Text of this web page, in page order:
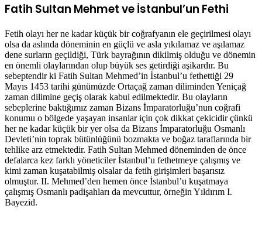
Fatih Sultan Mehmet ve İstanbul’un Fethi
Fetih olayı her ne kadar küçük bir coğrafyanın ele geçirilmesi olayı
olsa da aslında döneminin en güçlü ve asla yıkılamaz ve aşılamaz
dene surların geçildiği, Türk bayrağının dikilmiş olduğu ve dönemin
en önemli olaylarından olup büyük ses getirdiği aşikardır. Bu
sebeptendir ki Fatih Sultan Mehmed’in İstanbul’u fethettiği 29
Mayıs 1453 tarihi günümüzde Ortaçağ zaman diliminden Yeniçağ
zaman dilimine geçiş olarak kabul edilmektedir. Bu olayların
sebeplerine baktığımız zaman Bizans İmparatorluğu’nun coğrafi
konumu o bölgede yaşayan insanlar için çok dikkat çekicidir çünkü
her ne kadar küçük bir yer olsa da Bizans İmparatorluğu Osmanlı
Devleti’nin toprak bütünlüğünü bozmakta ve boğaz taraflarında bir
tehlike arz etmektedir. Fatih Sultan Mehmed döneminden de önce
defalarca kez farklı yöneticiler İstanbul’u fethetmeye çalışmış ve
kimi zaman kuşatabilmiş olsalar da fetih girişimleri başarısız
olmuştur. II. Mehmed’den hemen önce İstanbul’u kuşatmaya
çalışmış Osmanlı padişahları da mevcuttur, örneğin Yıldırım I.
Bayezid.